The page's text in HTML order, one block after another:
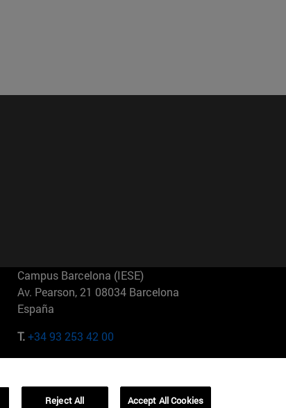
Campus Barcelona (IESE)
Av. Pearson, 21 08034 Barcelona
España
T.+34 93 253 42 00
01321001 Bela Vista Brasil
Reject All Accept All Cookies